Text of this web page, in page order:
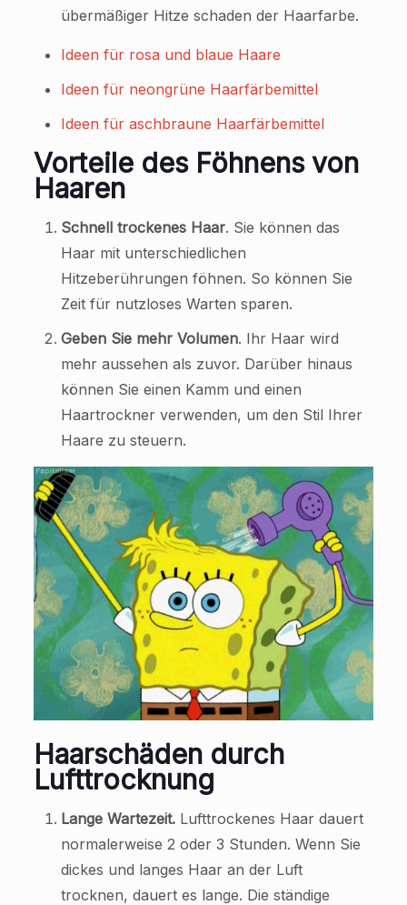
übermäßiger Hitze schaden der Haarfarbe.
Ideen für rosa und blaue Haare
Ideen für neongrüne Haarfärbemittel
Ideen für aschbraune Haarfärbemittel
Vorteile des Föhnens von
Haaren
Schnell trockenes Haar. Sie können das
Haar mit unterschiedlichen
Hitzeberührungen föhnen. So können Sie
Zeit für nutzloses Warten sparen.
Geben Sie mehr Volumen. Ihr Haar wird
mehr aussehen als zuvor. Darüber hinaus
können Sie einen Kamm und einen
Haartrockner verwenden, um den Stil Ihrer
Haare zu steuern.
Haarschäden durch
Lufttrocknung
Lange Wartezeit.Lufttrockenes Haar dauert
normalerweise 2 oder 3 Stunden. Wenn Sie
dickes und langes Haar an der Luft
trocknen, dauert es lange. Die ständige